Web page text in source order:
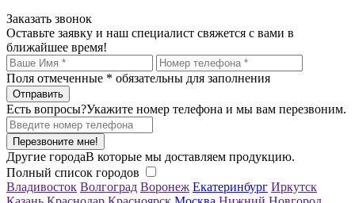
Заказать звонок
Оставьте заявку и наш специалист свяжется с вами в
ближайшее время!
Поля отмеченные * обязательны для заполнения
Есть вопросы?Укажите номер телефона и мы вам перезвоним.
Перезвоните мне!
Другие городаВ которые мы доставляем продукцию.
Полный список городов
Владивосток Волгоград Воронеж Екатеринбург Иркутск